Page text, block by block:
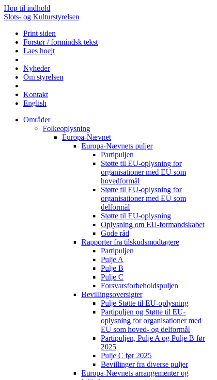
Hop til indhold
Slots- og Kulturstyrelsen
Print siden
Forstør / formindsk tekst
Laes hoejt
Nyheder
Om styrelsen
Kontakt
English
Områder
Folkeoplysning
Europa-Nævnet
Europa-Nævnets puljer
Partipuljen
Støtte til EU-oplysning for
organisationer med EU som
hovedformål
Støtte til EU-oplysning for
organisationer med EU som
delformål
Støtte til EU-oplysning
Oplysning om EU-formandskabet
Gode råd
Rapporter fra tilskudsmodtagere
Partipuljen
Pulje A
Pulje B
Pulje C
Forsvarsforbeholdspuljen
Bevillingsoversigter
Pulje Støtte til EU-oplysning
Partipuljen og Støtte til EU-
oplysning for organisationer med
EU som hoved- og delformål
Partipuljen, Pulje A og Pulje B før
2025
Pulje C før 2025
Bevillinger fra diverse puljer
Europa-Nævnets arrangementer og